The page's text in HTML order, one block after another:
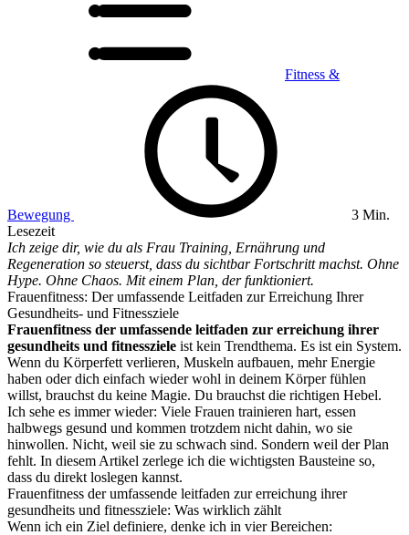
Fitness &
Bewegung
3 Min.
Lesezeit
Ich zeige dir, wie du als Frau Training, Ernährung und
Regeneration so steuerst, dass du sichtbar Fortschritt machst. Ohne
Hype. Ohne Chaos. Mit einem Plan, der funktioniert.
Frauenfitness: Der umfassende Leitfaden zur Erreichung Ihrer
Gesundheits- und Fitnessziele
Frauenfitness der umfassende leitfaden zur erreichung ihrer
gesundheits und fitnessziele ist kein Trendthema. Es ist ein System.
Wenn du Körperfett verlieren, Muskeln aufbauen, mehr Energie
haben oder dich einfach wieder wohl in deinem Körper fühlen
willst, brauchst du keine Magie. Du brauchst die richtigen Hebel.
Ich sehe es immer wieder: Viele Frauen trainieren hart, essen
halbwegs gesund und kommen trotzdem nicht dahin, wo sie
hinwollen. Nicht, weil sie zu schwach sind. Sondern weil der Plan
fehlt. In diesem Artikel zerlege ich die wichtigsten Bausteine so,
dass du direkt loslegen kannst.
Frauenfitness der umfassende leitfaden zur erreichung ihrer
gesundheits und fitnessziele: Was wirklich zählt
Wenn ich ein Ziel definiere, denke ich in vier Bereichen: